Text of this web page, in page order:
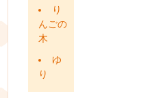
り
んごの
木
ゆ
り